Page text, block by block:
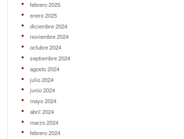
febrero 2025
enero 2025
diciembre 2024
noviembre 2024
octubre 2024
septiembre 2024
agosto 2024
julio 2024
junio 2024
mayo 2024
abril 2024
marzo 2024
febrero 2024